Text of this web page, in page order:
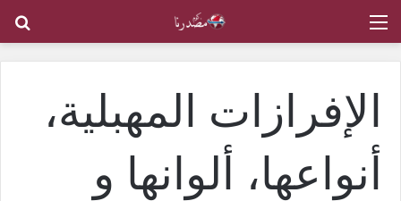
القائمة
الإفرازات المهبلية،
أنواعها، ألوانها و